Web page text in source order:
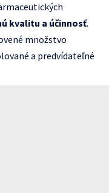
kvalitu a účinnosť.
množstvo
a predvídateľné